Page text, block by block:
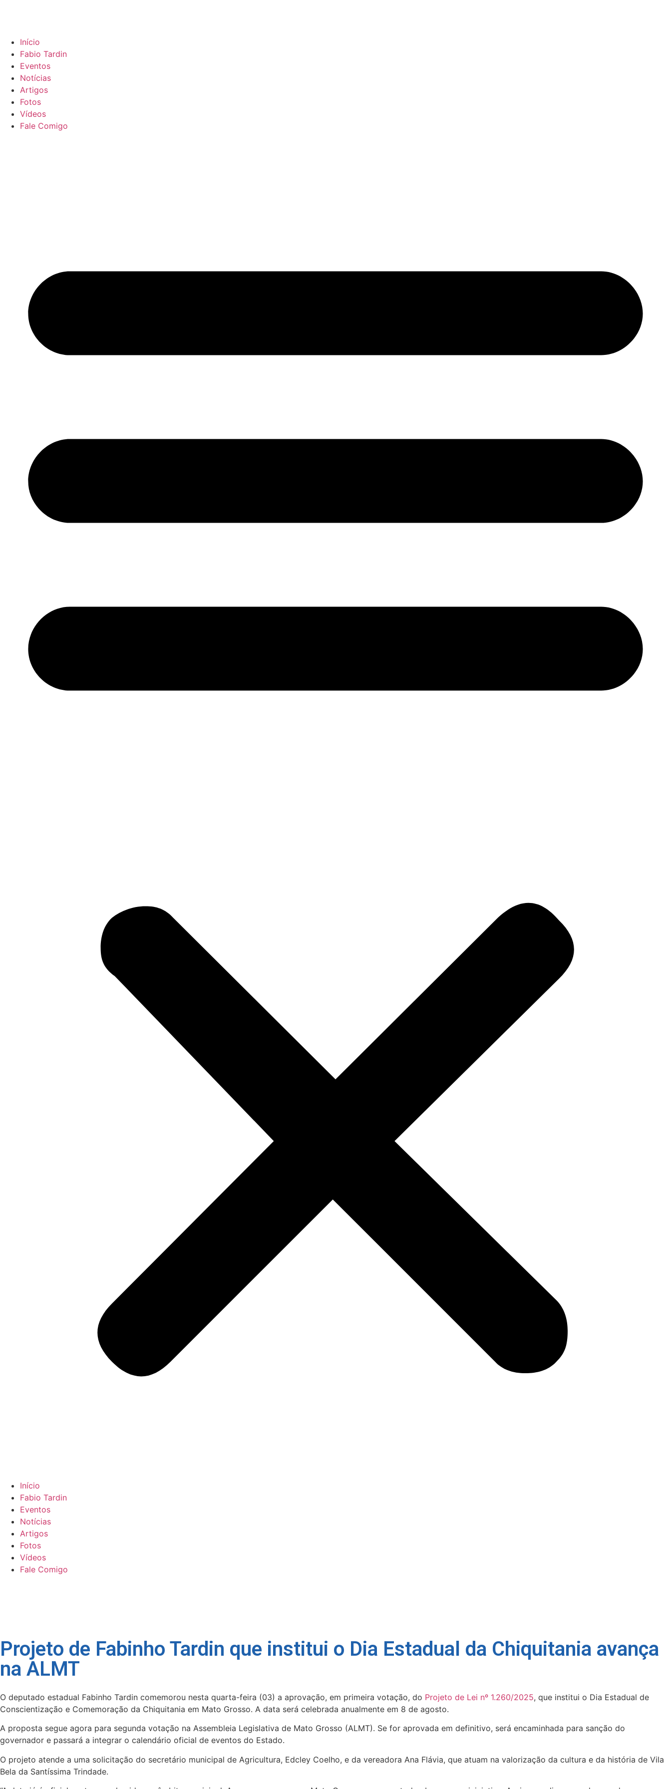
Início
Fabio Tardin
Eventos
Notícias
Artigos
Fotos
Vídeos
Fale Comigo
Início
Fabio Tardin
Eventos
Notícias
Artigos
Fotos
Vídeos
Fale Comigo
Projeto de Fabinho Tardin que institui o Dia Estadual da Chiquitania avança
na ALMT
O deputado estadual Fabinho Tardin comemorou nesta quarta-feira (03) a aprovação, em primeira votação, do Projeto de Lei nº 1.260/2025, que institui o Dia Estadual de
Conscientização e Comemoração da Chiquitania em Mato Grosso. A data será celebrada anualmente em 8 de agosto.
A proposta segue agora para segunda votação na Assembleia Legislativa de Mato Grosso (ALMT). Se for aprovada em definitivo, será encaminhada para sanção do
governador e passará a integrar o calendário oficial de eventos do Estado.
O projeto atende a uma solicitação do secretário municipal de Agricultura, Edcley Coelho, e da vereadora Ana Flávia, que atuam na valorização da cultura e da história de Vila
Bela da Santíssima Trindade.